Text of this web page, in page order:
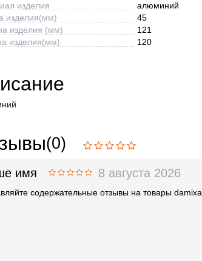
изделия
алюминий
изделия(мм)
45
изделия (мм)
121
изделия(мм)
120
(0)
имя 8 августа 2026
содержательные отзывы на товары damixa